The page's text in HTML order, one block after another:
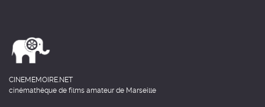
CINEMEMOIRE.NET
cinémathèque de films amateur de Marseille